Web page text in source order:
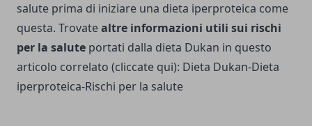
salute prima di iniziare una dieta iperproteica come
questa. Trovatealtre informazioni utili sui rischi
per la salute portati dalla dieta Dukan in questo
articolo correlato (cliccate qui): Dieta Dukan-Dieta
iperproteica-Rischi per la salute